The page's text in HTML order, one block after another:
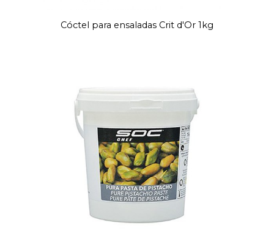
Cóctel para ensaladas Crit d'Or 1kg